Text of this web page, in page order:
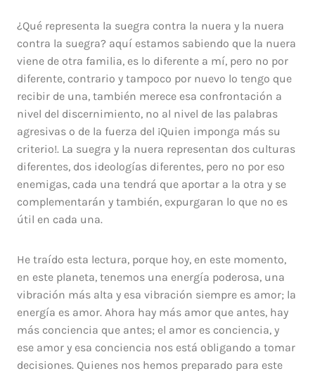
¿Qué representa la suegra contra la nuera y la nuera
contra la suegra? aquí estamos sabiendo que la nuera
viene de otra familia, es lo diferente a mí, pero no por
diferente, contrario y tampoco por nuevo lo tengo que
recibir de una, también merece esa confrontación a
nivel del discernimiento, no al nivel de las palabras
agresivas o de la fuerza del ¡Quien imponga más su
criterio!. La suegra y la nuera representan dos culturas
diferentes, dos ideologías diferentes, pero no por eso
enemigas, cada una tendrá que aportar a la otra y se
complementarán y también, expurgaran lo que no es
útil en cada una.
He traído esta lectura, porque hoy, en este momento,
en este planeta, tenemos una energía poderosa, una
vibración más alta y esa vibración siempre es amor; la
energía es amor. Ahora hay más amor que antes, hay
más conciencia que antes; el amor es conciencia, y
ese amor y esa conciencia nos está obligando a tomar
decisiones. Quienes nos hemos preparado para este